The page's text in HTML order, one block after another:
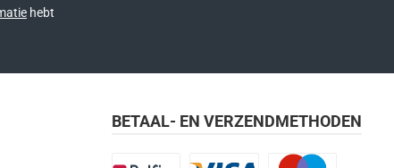
hebt
BETAAL- EN VERZENDMETHODEN